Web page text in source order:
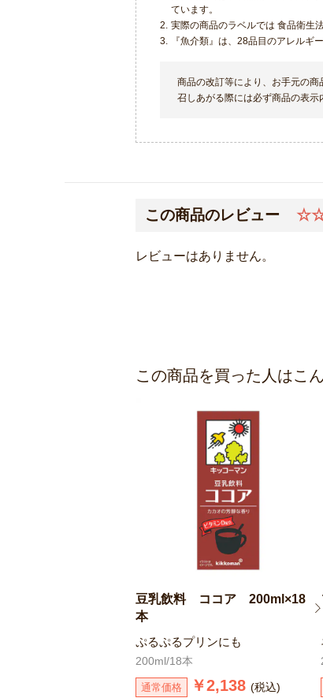
ています。
2. 実際の商品のラベルでは 食品衛生
3.
『魚介類』は、28品目のアレルギ
商品の改訂等により、お手元の商
召しあがる際には必ず商品の表示
この商品のレビュー
レビューはありません。
この商品を買った人はこ
豆乳飲料 ココア 200ml×18
本
ぷるぷるプリンにも
200ml/18本
通常価格 ￥2,138 (税込)